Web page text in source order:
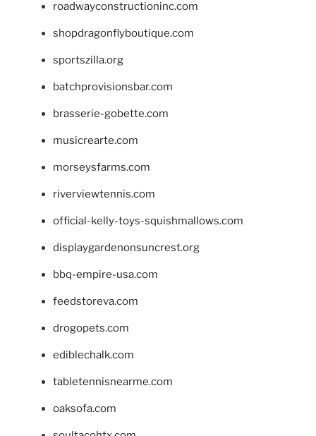
roadwayconstructioninc.com
shopdragonflyboutique.com
sportszilla.org
batchprovisionsbar.com
brasserie-gobette.com
musicrearte.com
morseysfarms.com
riverviewtennis.com
official-kelly-toys-squishmallows.com
displaygardenonsuncrest.org
bbq-empire-usa.com
feedstoreva.com
drogopets.com
ediblechalk.com
tabletennisnearme.com
oaksofa.com